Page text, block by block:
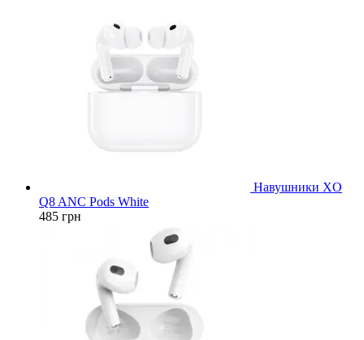
Навушники XO
Q8 ANC Pods White
485 грн